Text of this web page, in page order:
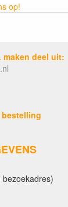
op!
maken deel uit:
bestelling